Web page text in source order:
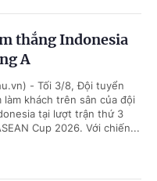
thắng Indonesia
A
- Tối 3/8, Đội tuyển
làm khách trên sân của đội
tại lượt trận thứ 3
Cup 2026. Với chiến...